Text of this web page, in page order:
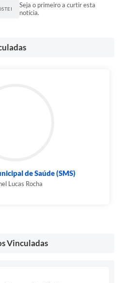
Seja o primeiro a curtir esta
notícia.
de Saúde (SMS)
Lucas Rocha
Vinculadas